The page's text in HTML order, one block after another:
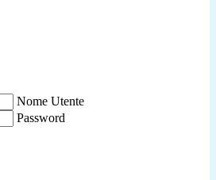
Nome Utente
Password